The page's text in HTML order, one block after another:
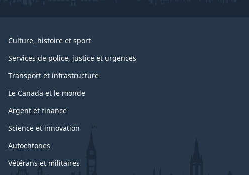
Culture, histoire et sport
Services de police, justice et urgences
Transport et infrastructure
Le Canada et le monde
Argent et finance
Science et innovation
Autochtones
Vétérans et militaires